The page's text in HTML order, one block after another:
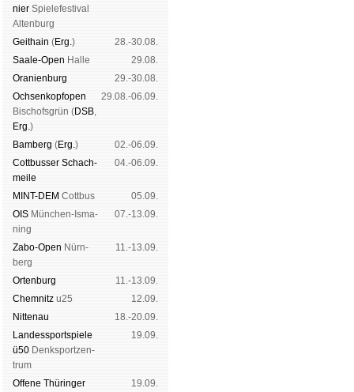
nier Spiele­fes­ti­val
Al­ten­burg
Geit­hain (Erg.)
28.-30.08.
Saale-Open Halle
29.08.
Oranien­burg
29.-30.08.
Och­sen­kopf­open
Bischofs­grün (DSB,
Erg.)
29.08.-06.09.
Bam­berg (Erg.)
02.-06.09.
Cott­busser Schach­
meile
04.-06.09.
MINT-DEM Cott­bus
05.09.
OIS Mün­chen-Is­ma­
ning
07.-13.09.
Zabo-Open Nürn­
berg
11.-13.09.
Orten­burg
11.-13.09.
Chem­nitz u25
12.09.
Nitte­nau
18.-20.09.
Landes­sport­spiele
ü50 Denk­sport­zen­
trum
19.09.
Offene Thü­rin­ger
19.09.